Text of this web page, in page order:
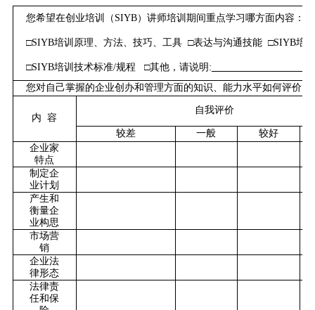
您希望在创业培训（ SIYB）讲师培训期间重点学习哪方面内容：
□SIYB培训原理、方法、技巧、工具 □表达与沟通技能 □SIYB培
□SIYB培训技术标准/规程 □其他，请说明 :
您对自己掌握的企业创办和管理方面的知识 、能力水平如何评价？
内 容
自我评价
较差 一般
较好
企业家
特点
制定企
业计划
产生和
衡量企
业构思
市场营
销
企业法
律形态
法律责
任和保